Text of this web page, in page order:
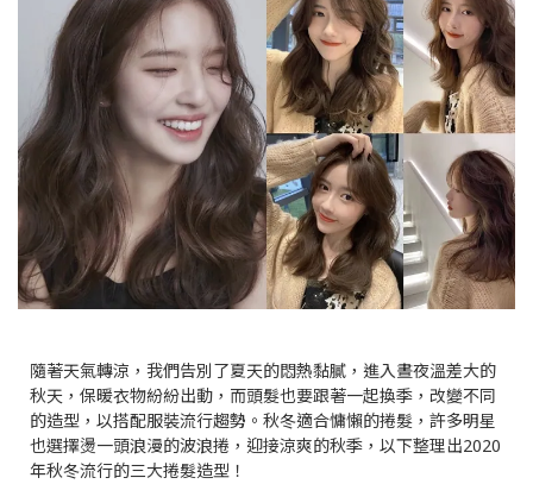
隨著天氣轉涼，我們告別了夏天的悶熱黏膩，進入晝夜溫差大的
秋天，保暖衣物紛紛出動，而頭髮也要跟著一起換季，改變不同
的造型，以搭配服裝流行趨勢。秋冬適合慵懶的捲髮，許多明星
也選擇燙一頭浪漫的波浪捲，迎接涼爽的秋季，以下整理出2020
年秋冬流行的三大捲髮造型！